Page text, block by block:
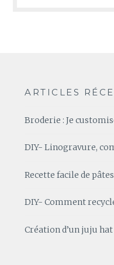
ARTICLES
Broderie : Je
DIY- Linogravure,
Recette facile de
DIY- Comment
Création d’un juju